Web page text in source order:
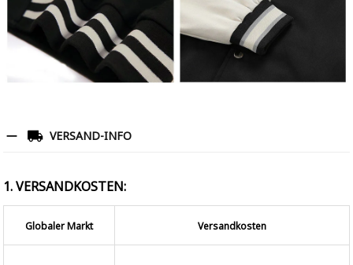
VERSAND-INFO
1. VERSANDKOSTEN:
Globaler Markt Versandkosten